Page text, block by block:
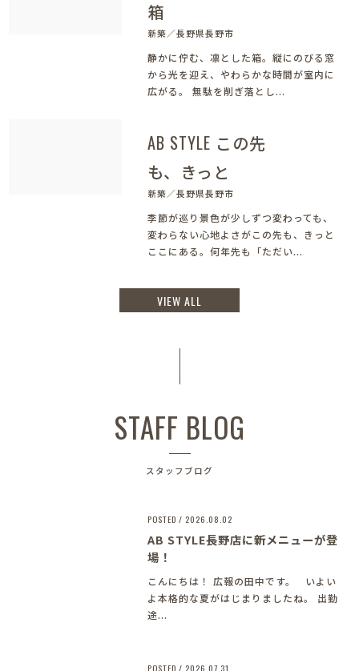
箱
新築／長野県長野市
静かに佇む、凛とした箱。縦にのびる窓
から光を迎え、やわらかな時間が室内に
広がる。 無駄を削ぎ落とし...
AB STYLE この先
も、きっと
新築／長野県長野市
季節が巡り景色が少しずつ変わっても、
変わらない心地よさがこの先も、きっと
ここにある。何年先も「ただい...
VIEW ALL
STAFF BLOG
スタッフブログ
POSTED / 2026.08.02
AB STYLE長野店に新メニューが登
場！
こんにちは！ 広報の田中です。 いよい
よ本格的な夏がはじまりましたね。 出勤
途...
POSTED / 2026.07.31